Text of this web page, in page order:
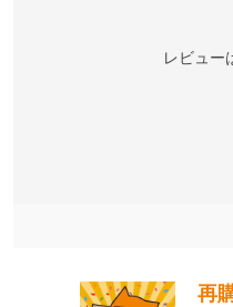
レビュー
再